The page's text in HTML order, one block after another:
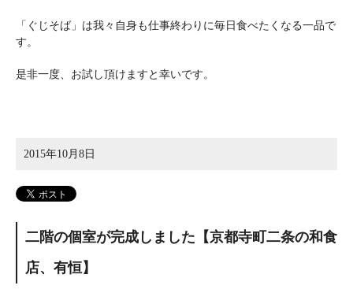
「ぐじそば」は我々自身も仕事終わりに毎日食べたくなる一品で
す。
是非一度、お試し頂けますと幸いです。
2015年10月8日
二階の個室が完成しました【京都寺町二条の和食
店、有恒】